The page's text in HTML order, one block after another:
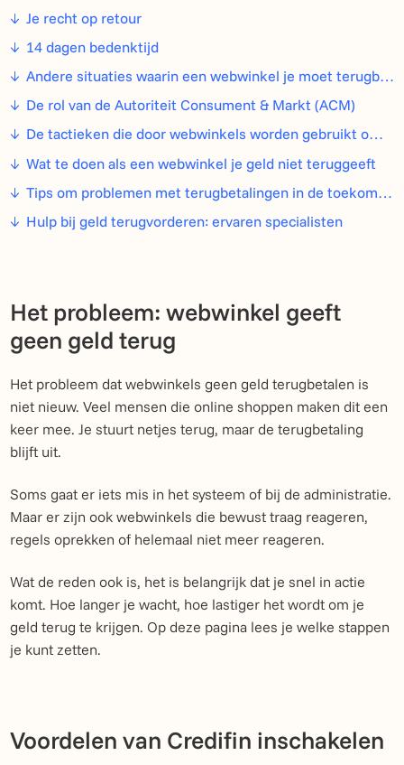
Je recht op retour
14 dagen bedenktijd
Andere situaties waarin een webwinkel je moet terugbetalen
De rol van de Autoriteit Consument & Markt (ACM)
De tactieken die door webwinkels worden gebruikt om terugbetalingen te vermijden
Wat te doen als een webwinkel je geld niet teruggeeft
Tips om problemen met terugbetalingen in de toekomst te voorkomen
Hulp bij geld terugvorderen: ervaren specialisten
Het probleem: webwinkel geeft
geen geld terug
Het probleem dat webwinkels geen geld terugbetalen is
niet nieuw. Veel mensen die online shoppen maken dit een
keer mee. Je stuurt netjes terug, maar de terugbetaling
blijft uit.
Soms gaat er iets mis in het systeem of bij de administratie.
Maar er zijn ook webwinkels die bewust traag reageren,
regels oprekken of helemaal niet meer reageren.
Wat de reden ook is, het is belangrijk dat je snel in actie
komt. Hoe langer je wacht, hoe lastiger het wordt om je
geld terug te krijgen. Op deze pagina lees je welke stappen
je kunt zetten.
Voordelen van Credifin inschakelen